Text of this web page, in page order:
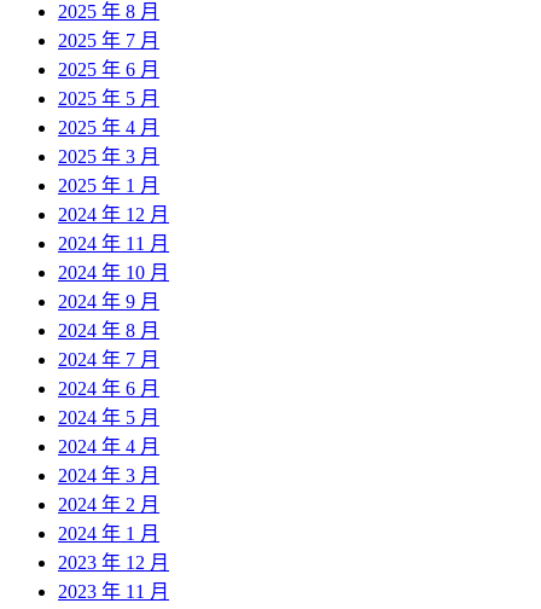
2025 年 8 月
2025 年 7 月
2025 年 6 月
2025 年 5 月
2025 年 4 月
2025 年 3 月
2025 年 1 月
2024 年 12 月
2024 年 11 月
2024 年 10 月
2024 年 9 月
2024 年 8 月
2024 年 7 月
2024 年 6 月
2024 年 5 月
2024 年 4 月
2024 年 3 月
2024 年 2 月
2024 年 1 月
2023 年 12 月
2023 年 11 月